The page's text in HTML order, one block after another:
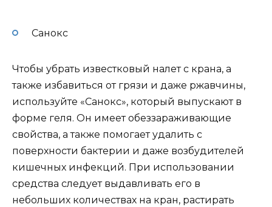
Санокс
Чтобы убрать известковый налет с крана, а
также избавиться от грязи и даже ржавчины,
используйте «Санокс», который выпускают в
форме геля. Он имеет обеззараживающие
свойства, а также помогает удалить с
поверхности бактерии и даже возбудителей
кишечных инфекций. При использовании
средства следует выдавливать его в
небольших количествах на кран, растирать